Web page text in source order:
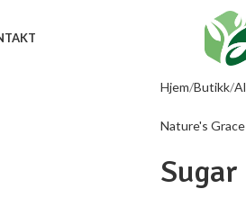
Hjem Butikk
Nature's Grace
Sugar